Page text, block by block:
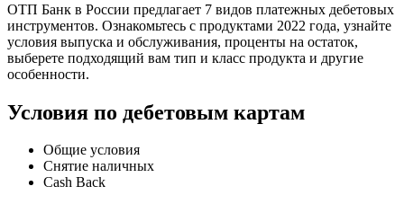
ОТП Банк в России предлагает 7 видов платежных дебетовых
инструментов. Ознакомьтесь с продуктами 2022 года, узнайте
условия выпуска и обслуживания, проценты на остаток,
выберете подходящий вам тип и класс продукта и другие
особенности.
Условия по дебетовым картам
Общие условия
Снятие наличных
Cash Back